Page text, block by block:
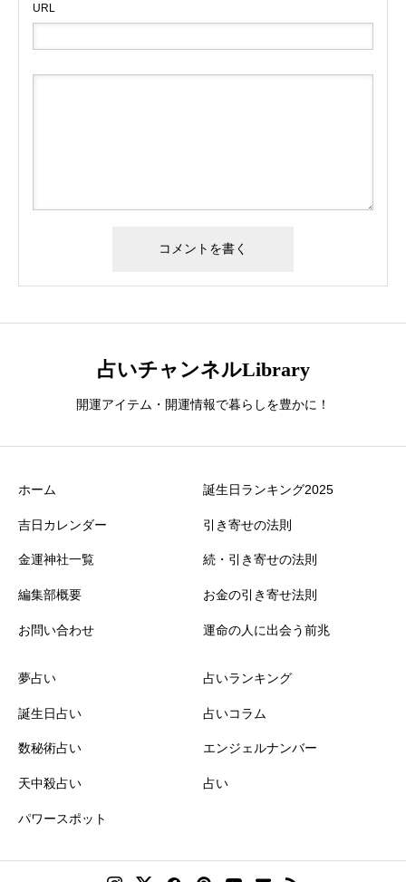
URL
占いチャンネルLibrary
開運アイテム・開運情報で暮らしを豊かに！
ホーム
吉日カレンダー
金運神社一覧
編集部概要
お問い合わせ
誕生日ランキング2025
引き寄せの法則
続・引き寄せの法則
お金の引き寄せ法則
運命の人に出会う前兆
夢占い
誕生日占い
数秘術占い
天中殺占い
パワースポット
占いランキング
占いコラム
エンジェルナンバー
占い